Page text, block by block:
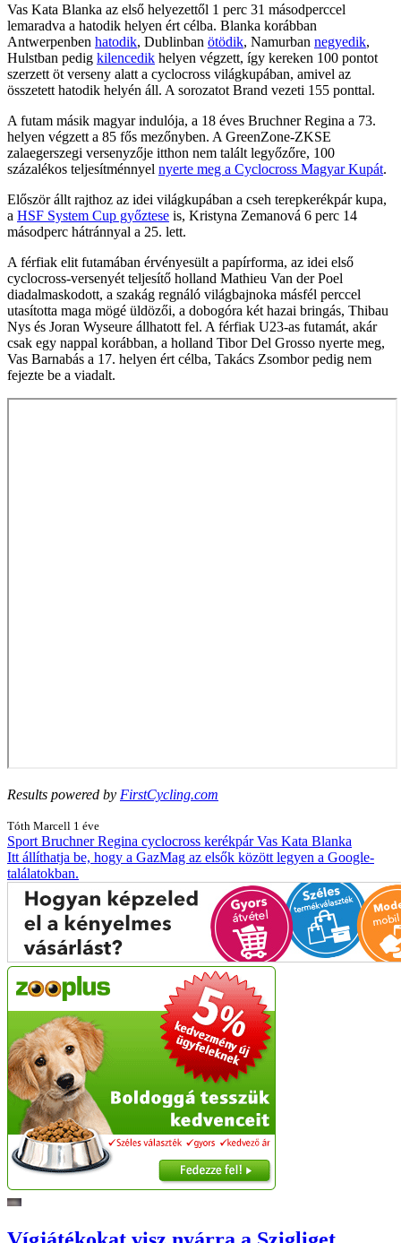
Vas Kata Blanka az első helyezettől 1 perc 31 másodperccel
lemaradva a hatodik helyen ért célba. Blanka korábban
Antwerpenben hatodik, Dublinban ötödik, Namurban negyedik,
Hulstban pedig kilencedik helyen végzett, így kereken 100 pontot
szerzett öt verseny alatt a cyclocross világkupában, amivel az
összetett hatodik helyén áll. A sorozatot Brand vezeti 155 ponttal.
A futam másik magyar indulója, a 18 éves Bruchner Regina a 73.
helyen végzett a 85 fős mezőnyben. A GreenZone-ZKSE
zalaegerszegi versenyzője itthon nem talált legyőzőre, 100
százalékos teljesítménnyel nyerte meg a Cyclocross Magyar Kupát.
Először állt rajthoz az idei világkupában a cseh terepkerékpár kupa,
a HSF System Cup győztese is, Kristyna Zemanová 6 perc 14
másodperc hátránnyal a 25. lett.
A férfiak elit futamában érvényesült a papírforma, az idei első
cyclocross-versenyét teljesítő holland Mathieu Van der Poel
diadalmaskodott, a szakág regnáló világbajnoka másfél perccel
utasította maga mögé üldözői, a dobogóra két hazai bringás, Thibau
Nys és Joran Wyseure állhatott fel. A férfiak U23-as futamát, akár
csak egy nappal korábban, a holland Tibor Del Grosso nyerte meg,
Vas Barnabás a 17. helyen ért célba, Takács Zsombor pedig nem
fejezte be a viadalt.
Results powered by FirstCycling.com
Tóth Marcell 1 éve
Sport Bruchner Regina cyclocross kerékpárVas Kata Blanka
Itt állíthatja be, hogy a GazMag az elsők között legyen a Google-
találatokban.